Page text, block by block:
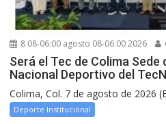
8 08-06:00 agosto 08-06:00 2026
Será el Tec de Colima Sede
Nacional Deportivo del
Colima, Col. 7 de agosto de 2026
Deporte Institucional